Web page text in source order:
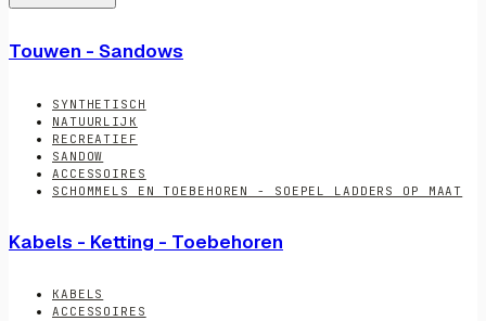
Touwen - Sandows
SYNTHETISCH
NATUURLIJK
RECREATIEF
SANDOW
ACCESSOIRES
SCHOMMELS EN TOEBEHOREN - SOEPEL LADDERS OP MAAT
Kabels - Ketting - Toebehoren
KABELS
ACCESSOIRES